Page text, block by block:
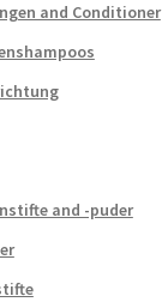
and Conditioner
and -puder